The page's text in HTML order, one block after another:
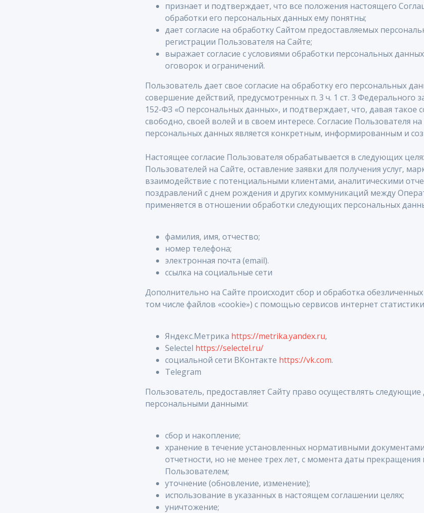
признает и подтверждает, что все положения настоящего
обработки его персональных данных ему понятны;
дает согласие на обработку Сайтом предоставляемых
регистрации Пользователя на Сайте;
выражает согласие с условиями обработки персональных
оговорок и ограничений.
Пользователь дает свое согласие на обработку его персональных
совершение действий, предусмотренных п. 3 ч. 1 ст. 3 Федерального
152-ФЗ «О персональных данных», и подтверждает, что, давая такое
свободно, своей волей и в своем интересе. Согласие Пользователя
персональных данных является конкретным, информированным и
Настоящее согласие Пользователя обрабатывается в следующих
Пользователей на Сайте, оставление заявки для получения услуг,
взаимодействие с потенциальными клиентами, аналитическими
поздравлений с днем рождения и других коммуникаций между
применяется в отношении обработки следующих персональных
фамилия, имя, отчество;
номер телефона;
электронная почта (email).
ссылка на социальные сети
Дополнительно на Сайте происходит сбор и обработка
том числе файлов «cookie») с помощью сервисов интернет
Яндекс.Метрика https://metrika.yandex.ru,
Selectel https://selectel.ru/
социальной сети ВКонтакте https://vk.com.
Telegram
Пользователь, предоставляет Сайту право осуществлять следующие
персональными данными:
сбор и накопление;
хранение в течение установленных нормативными
отчетности, но не менее трех лет, с момента даты прекращения
Пользователем;
уточнение (обновление, изменение);
использование в указанных в настоящем соглашении целях;
уничтожение;